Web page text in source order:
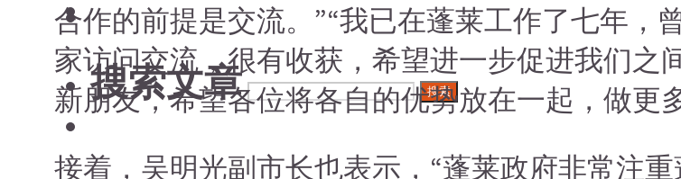
搜索文章 搜索
合作的前提是交流。”“我已在蓬莱工作了七年，
家访问交流，很有收获，希望进一步促进我们之
新朋友，希望各位将各自的优势放在一起，做更
接着，吴明光副市长也表示，“蓬莱政府非常注